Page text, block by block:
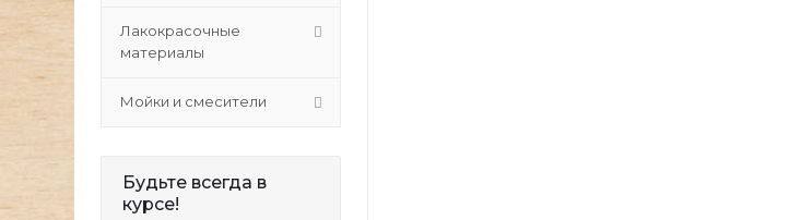
Лакокрасочные
материалы
Мойки и смесители
Будьте всегда в
курсе!